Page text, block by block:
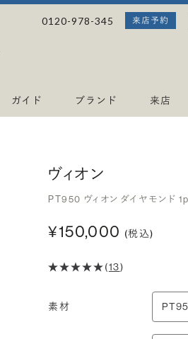
0120-978-345 来店予約
ガイド ブランド 来店
ヴィオン
PT950 ヴィオン ダイヤモンド
¥150,000 (税込)
(13)
素材